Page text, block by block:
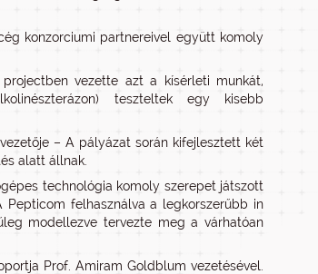
konzorciumi partnereivel együtt komoly
vezette azt a kísérleti munkát,
teszteltek egy kisebb
– A pályázat során kifejlesztett két
alatt állnak.
technológia komoly szerepet játszott
felhasználva a legkorszerűbb in
modellezve tervezte meg a várhatóan
Prof. Amiram Goldblum vezetésével.